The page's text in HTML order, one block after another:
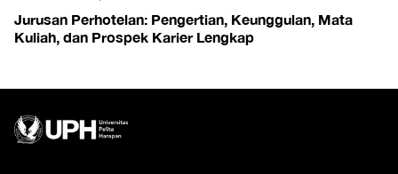
Jurusan Perhotelan: Pengertian, Keunggulan, Mata
Kuliah, dan Prospek Karier Lengkap